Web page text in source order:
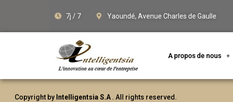
7j / 7 Yaoundé, Avenue Charles de Gaulle
A propos de nous
Copyright by Intelligentsia S.A. All rights reserved.